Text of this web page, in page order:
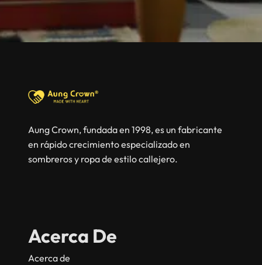
Aung Crown, fundada en 1998, es un fabricante
en rápido crecimiento especializado en
sombreros y ropa de estilo callejero.
Acerca De
Acerca de